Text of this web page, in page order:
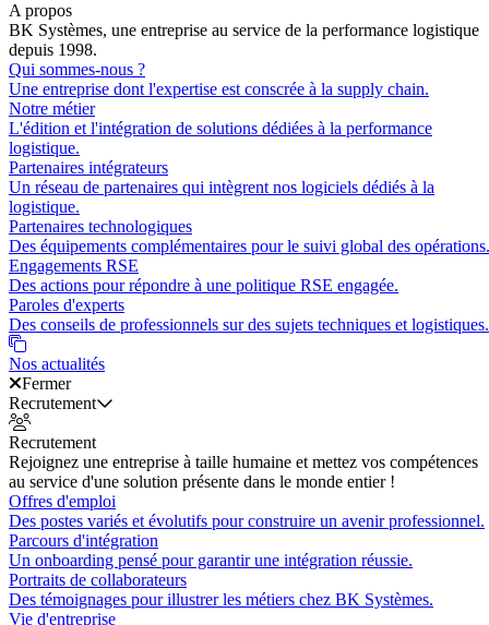
A propos
BK Systèmes, une entreprise au service de la performance logistique
depuis 1998.
Qui sommes-nous ?
Une entreprise dont l'expertise est conscrée à la supply chain.
Notre métier
L'édition et l'intégration de solutions dédiées à la performance
logistique.
Partenaires intégrateurs
Un réseau de partenaires qui intègrent nos logiciels dédiés à la
logistique.
Partenaires technologiques
Des équipements complémentaires pour le suivi global des opérations.
Engagements RSE
Des actions pour répondre à une politique RSE engagée.
Paroles d'experts
Des conseils de professionnels sur des sujets techniques et logistiques.
Nos actualités
Fermer
Recrutement
Recrutement
Rejoignez une entreprise à taille humaine et mettez vos compétences
au service d'une solution présente dans le monde entier !
Offres d'emploi
Des postes variés et évolutifs pour construire un avenir professionnel.
Parcours d'intégration
Un onboarding pensé pour garantir une intégration réussie.
Portraits de collaborateurs
Des témoignages pour illustrer les métiers chez BK Systèmes.
Vie d'entreprise